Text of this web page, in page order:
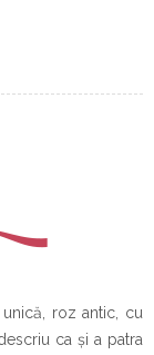
roz antic, cu
ca și a patra